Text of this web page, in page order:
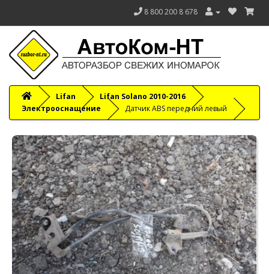
8 800 200 8 678
Lifan
Lifan Solano 2010-2016
Электрооснащение
Датчик ABS передний левый